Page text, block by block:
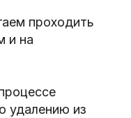
проходить
и на
удалению из